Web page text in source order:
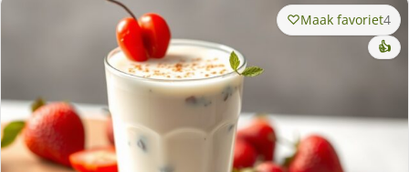
Maak favoriet4
👍